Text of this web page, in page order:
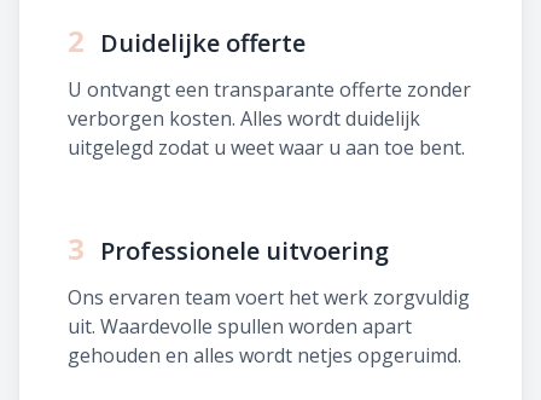
2 Duidelijke offerte
U ontvangt een transparante offerte zonder
verborgen kosten. Alles wordt duidelijk
uitgelegd zodat u weet waar u aan toe bent.
3 Professionele uitvoering
Ons ervaren team voert het werk zorgvuldig
uit. Waardevolle spullen worden apart
gehouden en alles wordt netjes opgeruimd.